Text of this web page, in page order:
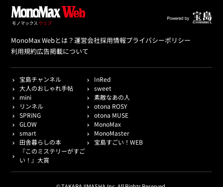
MonoMax Webとは？運営会社採用情報プライバシーポリシー
利用規約広告掲載について
宝島チャンネル
InRed
大人のおしゃれ手帖
sweet
mini
素敵なあの人
リンネル
otona ROSY
SPRiNG
otona MUSE
GLOW
MonoMax
smart
MonoMaster
田舎暮らしの本
宝島すごい！WEB
『このミステリーがすご
い！』大賞